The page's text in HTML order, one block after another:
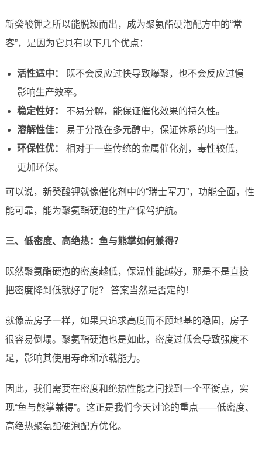
新癸酸钾之所以能脱颖而出，成为聚氨酯硬泡配方中的“常
客”，是因为它具有以下几个优点：
活性适中：
既不会反应过快导致爆聚，也不会反应过慢
影响生产效率。
稳定性好：
不易分解，能保证催化效果的持久性。
溶解性佳：
易于分散在多元醇中，保证体系的均一性。
环保性优：
相对于一些传统的金属催化剂，毒性较低，
更加环保。
可以说，新癸酸钾就像催化剂中的“瑞士军刀”，功能全面，性
能可靠，能为聚氨酯硬泡的生产保驾护航。
三、低密度、高绝热：鱼与熊掌如何兼得？
既然聚氨酯硬泡的密度越低，保温性能越好，那是不是直接
把密度降到低就好了呢？ 答案当然是否定的！
就像盖房子一样，如果只追求高度而不顾地基的稳固，房子
很容易倒塌。聚氨酯硬泡也是如此，密度过低会导致强度不
足，影响其使用寿命和承载能力。
因此，我们需要在密度和绝热性能之间找到一个平衡点，实
现“鱼与熊掌兼得”。这正是我们今天讨论的重点——低密度、
高绝热聚氨酯硬泡配方优化。